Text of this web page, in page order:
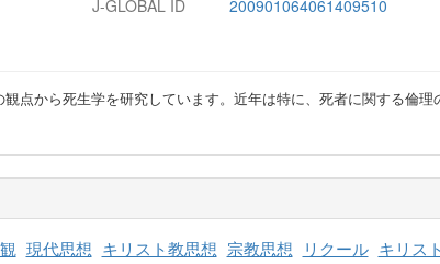
J-GLOBAL ID
200901064061409510
点から死生学を研究しています。近年は特に、死者に関する倫理
現代思想 キリスト教思想 宗教思想 リクール キリス